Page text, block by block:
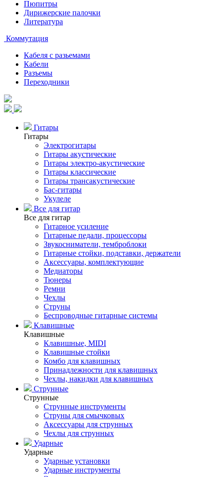
Пюпитры
Дирижерские палочки
Литература
Коммутация
Кабеля с разьемами
Кабели
Разъемы
Переходники
Гитары
Гитары
Электрогитары
Гитары акустические
Гитары электро-акустические
Гитары классические
Гитары трансакустические
Бас-гитары
Укулеле
Все для гитар
Все для гитар
Гитарное усиление
Гитарные педали, процессоры
Звукосниматели, темброблоки
Гитарные стойки, подставки, держатели
Аксессуары, комплектующие
Медиаторы
Тюнеры
Ремни
Чехлы
Струны
Беспроводные гитарные системы
Клавишные
Клавишные
Клавишные, MIDI
Клавишные стойки
Комбо для клавишных
Принадлежности для клавишных
Чехлы, накидки для клавишных
Струнные
Струнные
Струнные инструменты
Струны для смычковых
Аксессуары для струнных
Чехлы для струнных
Ударные
Ударные
Ударные установки
Ударные инструменты